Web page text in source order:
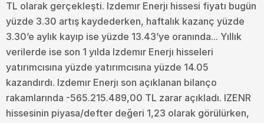
TL olarak gerçekleşti. Izdemır Enerjı hissesi fiyatı bugün
yüzde 3.30 artış kaydederken, haftalık kazanç yüzde
3.30’e aylık kayıp ise yüzde 13.43’ye oranında... Yıllık
verilerde ise son 1 yılda Izdemır Enerjı hisseleri
yatırımcısına yüzde yatırımcısına yüzde 14.05
kazandırdı. Izdemır Enerjı son açıklanan bilanço
rakamlarında -565.215.489,00 TL zarar açıkladı. IZENR
hissesinin piyasa/defter değeri 1,23 olarak görülürken,